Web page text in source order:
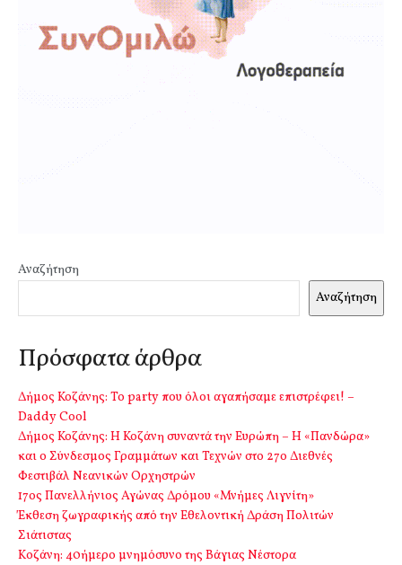
Αναζήτηση
Αναζήτηση
Πρόσφατα άρθρα
Δήμος Κοζάνης: Το party που όλοι αγαπήσαμε επιστρέφει! –
Daddy Cool
Δήμος Κοζάνης: Η Κοζάνη συναντά την Ευρώπη – Η «Πανδώρα»
και ο Σύνδεσμος Γραμμάτων και Τεχνών στο 27ο Διεθνές
Φεστιβάλ Νεανικών Ορχηστρών
17ος Πανελλήνιος Αγώνας Δρόμου «Μνήμες Λιγνίτη»
Έκθεση ζωγραφικής από την Εθελοντική Δράση Πολιτών
Σιάτιστας
Kοζάνη: 40ήμερο μνημόσυνο της Βάγιας Νέστορα